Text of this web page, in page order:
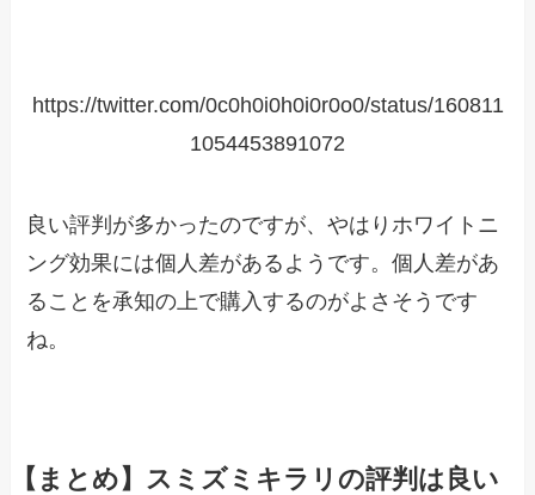
https://twitter.com/0c0h0i0h0i0r0o0/status/160811
1054453891072
良い評判が多かったのですが、やはりホワイトニ
ング効果には個人差があるようです。個人差があ
ることを承知の上で購入するのがよさそうです
ね。
【まとめ】スミズミキラリの評判は良い